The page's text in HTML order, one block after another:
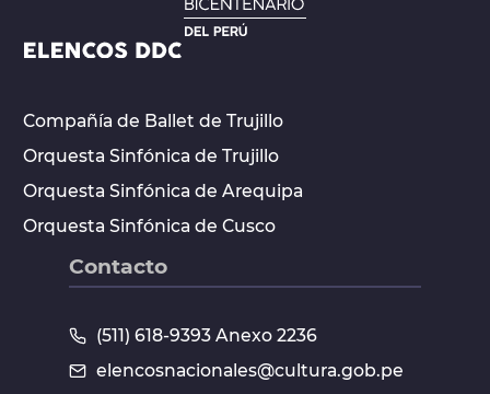
Compañía de Ballet de Trujillo
Orquesta Sinfónica de Trujillo
Orquesta Sinfónica de Arequipa
Orquesta Sinfónica de Cusco
Contacto
(511) 618-9393 Anexo 2236
elencosnacionales@cultura.gob.pe